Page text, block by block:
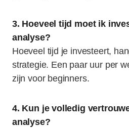
3. Hoeveel tijd moet ik
analyse?
Hoeveel tijd je investeert,
strategie. Een paar uur per
zijn voor beginners.
4. Kun je volledig
analyse?